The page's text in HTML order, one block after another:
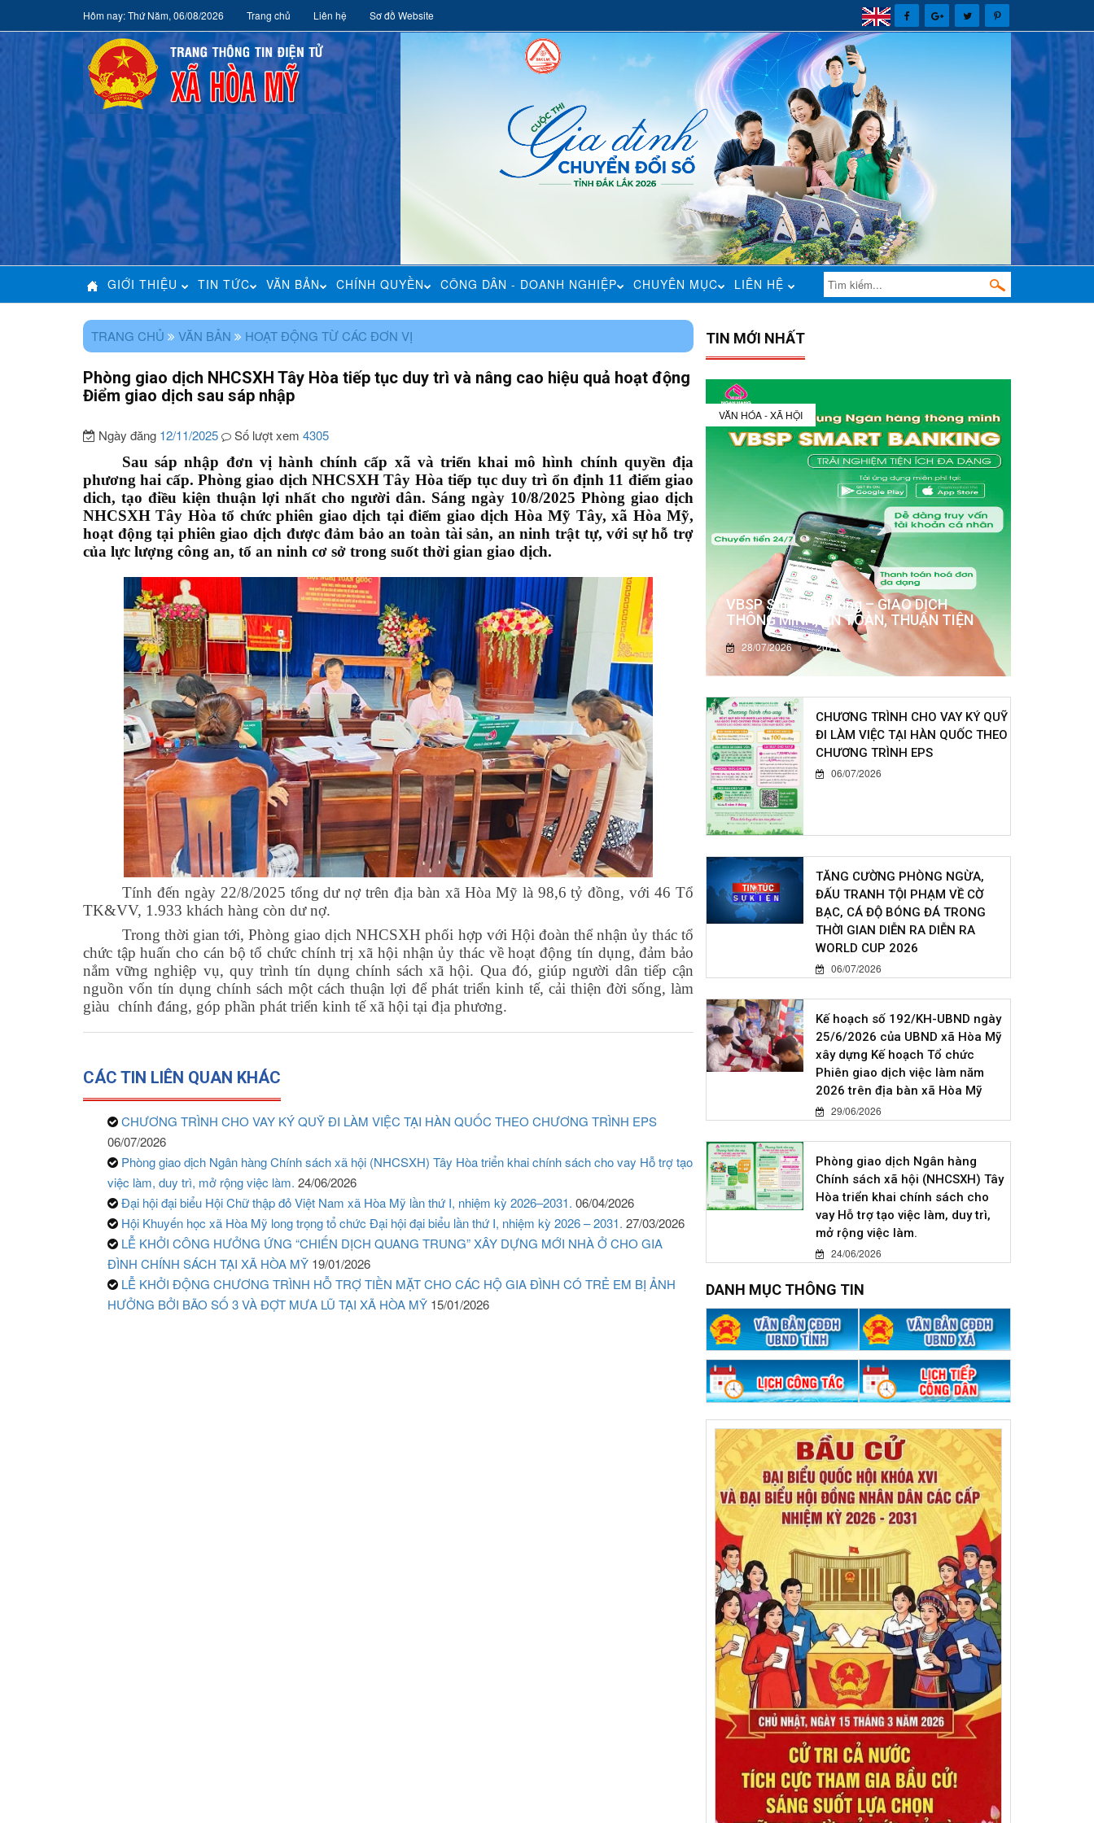
Hôm nay: Thứ Năm, 06/08/2026 Trang chủ Liên hệ Sơ đồ Website
GIỚI THIỆU TIN TỨC VĂN BẢN CHÍNH QUYỀN CÔNG DÂN - DOANH NGHIỆP CHUYÊN MỤC LIÊN HỆ
TRANG CHỦ VĂN BẢN HOẠT ĐỘNG TỪ CÁC ĐƠN VỊ
Phòng giao dịch NHCSXH Tây Hòa tiếp tục duy trì và nâng cao hiệu quả hoạt động
Điểm giao dịch sau sáp nhập
Ngày đăng 12/11/2025 Số lượt xem 4305
Sau sáp nhập đơn vị hành chính cấp xã và triển khai mô hình chính quyền địa
phương hai cấp. Phòng giao dịch NHCSXH Tây Hòa tiếp tục duy trì ổn định 11 điểm giao
dich, tạo điều kiện thuận lợi nhất cho người dân. Sáng ngày 10/8/2025 Phòng giao dịch
NHCSXH Tây Hòa tổ chức phiên giao dịch tại điểm giao dịch Hòa Mỹ Tây, xã Hòa Mỹ,
hoạt động tại phiên giao dịch được đảm bảo an toàn tài sản, an ninh trật tự, với sự hỗ trợ
của lực lượng công an, tổ an ninh cơ sở trong suốt thời gian giao dịch.
Tính đến ngày 22/8/2025 tổng dư nợ trên địa bàn xã Hòa Mỹ là 98,6 tỷ đồng, với 46 Tổ
TK&VV, 1.933 khách hàng còn dư nợ.
Trong thời gian tới, Phòng giao dịch NHCSXH phối hợp với Hội đoàn thể nhận ủy thác tổ
chức tập huấn cho cán bộ tổ chức chính trị xã hội nhận ủy thác về hoạt động tín dụng, đảm bảo
nắm vững nghiệp vụ, quy trình tín dụng chính sách xã hội. Qua đó, giúp người dân tiếp cận
nguồn vốn tín dụng chính sách một cách thuận lợi để phát triển kinh tế, cải thiện đời sống, làm
giàu chính đáng, góp phần phát triển kinh tế xã hội tại địa phương.
CÁC TIN LIÊN QUAN KHÁC
CHƯƠNG TRÌNH CHO VAY KÝ QUỸ ĐI LÀM VIỆC TẠI HÀN QUỐC THEO CHƯƠNG TRÌNH EPS
06/07/2026
Phòng giao dịch Ngân hàng Chính sách xã hội (NHCSXH) Tây Hòa triển khai chính sách cho vay Hỗ trợ tạo
việc làm, duy trì, mở rộng việc làm. 24/06/2026
Đại hội đại biểu Hội Chữ thập đỏ Việt Nam xã Hòa Mỹ lần thứ I, nhiệm kỳ 2026–2031. 06/04/2026
Hội Khuyến học xã Hòa Mỹ long trọng tổ chức Đại hội đại biểu lần thứ I, nhiệm kỳ 2026 – 2031. 27/03/2026
LỄ KHỞI CÔNG HƯỞNG ỨNG “CHIẾN DỊCH QUANG TRUNG” XÂY DỰNG MỚI NHÀ Ở CHO GIA
ĐÌNH CHÍNH SÁCH TẠI XÃ HÒA MỸ 19/01/2026
LỄ KHỞI ĐỘNG CHƯƠNG TRÌNH HỖ TRỢ TIỀN MẶT CHO CÁC HỘ GIA ĐÌNH CÓ TRẺ EM BỊ ẢNH
HƯỞNG BỞI BÃO SỐ 3 VÀ ĐỢT MƯA LŨ TẠI XÃ HÒA MỸ 15/01/2026
TIN MỚI NHẤT
VĂN HÓA - XÃ HỘI
VBSP Smart Banking – GIAO DỊCH
THÔNG MINH, AN TOÀN, THUẬN TIỆN
28/07/2026 2071
CHƯƠNG TRÌNH CHO VAY KÝ QUỸ
ĐI LÀM VIỆC TẠI HÀN QUỐC THEO
CHƯƠNG TRÌNH EPS
06/07/2026
TĂNG CƯỜNG PHÒNG NGỪA,
ĐẤU TRANH TỘI PHẠM VỀ CỜ
BẠC, CÁ ĐỘ BÓNG ĐÁ TRONG
THỜI GIAN DIỄN RA DIỄN RA
WORLD CUP 2026
06/07/2026
Kế hoạch số 192/KH-UBND ngày
25/6/2026 của UBND xã Hòa Mỹ
xây dựng Kế hoạch Tổ chức
Phiên giao dịch việc làm năm
2026 trên địa bàn xã Hòa Mỹ
29/06/2026
Phòng giao dịch Ngân hàng
Chính sách xã hội (NHCSXH) Tây
Hòa triển khai chính sách cho
vay Hỗ trợ tạo việc làm, duy trì,
mở rộng việc làm.
24/06/2026
DANH MỤC THÔNG TIN